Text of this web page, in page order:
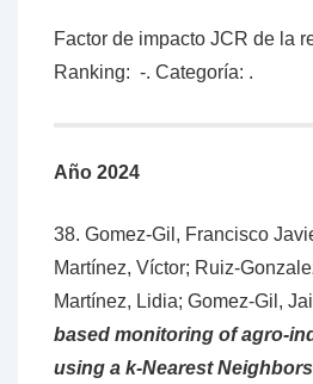
Factor de impacto JCR de la
Ranking: -. Categoría: .
Año 2024
38. Gomez-Gil, Francisco
Martínez, Víctor; Ruiz-
Martínez, Lidia; Gomez-Gil,
based monitoring of agro-
using a k-Nearest